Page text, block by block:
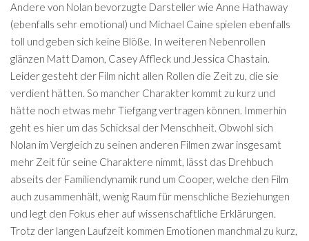
Andere von Nolan bevorzugte Darsteller wie Anne Hathaway
(ebenfalls sehr emotional) und Michael Caine spielen ebenfalls
toll und geben sich keine Blöße. In weiteren Nebenrollen
glänzen Matt Damon, Casey Affleck und Jessica Chastain.
Leider gesteht der Film nicht allen Rollen die Zeit zu, die sie
verdient hätten. So mancher Charakter kommt zu kurz und
hätte noch etwas mehr Tiefgang vertragen können. Immerhin
geht es hier um das Schicksal der Menschheit. Obwohl sich
Nolan im Vergleich zu seinen anderen Filmen zwar insgesamt
mehr Zeit für seine Charaktere nimmt, lässt das Drehbuch
abseits der Familiendynamik rund um Cooper, welche den Film
auch zusammenhält, wenig Raum für menschliche Beziehungen
und legt den Fokus eher auf wissenschaftliche Erklärungen.
Trotz der langen Laufzeit kommen Emotionen manchmal zu kurz,